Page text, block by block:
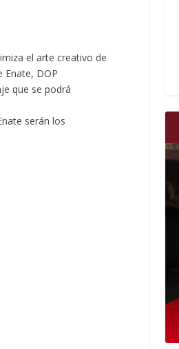
el arte creativo de
DOP
que se podrá
serán los